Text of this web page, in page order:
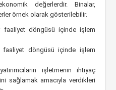
değerlerdir. Binalar,
örnek olarak gösterilebilir.
faaliyet döngüsü içinde işlem
faaliyet döngüsü içinde işlem
işletmenin ihtiyaç
sağlamak amacıyla verdikleri